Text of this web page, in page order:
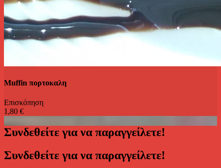
Muffin πορτοκαλη
Επισκόπηση
1,80 €
Συνδεθείτε για να παραγγείλετε!
Συνδεθείτε για να παραγγείλετε!